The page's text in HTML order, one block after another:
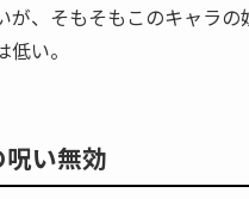
が、そもそもこのキャラ
い。
い無効